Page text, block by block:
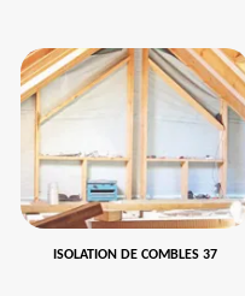
ISOLATION DE COMBLES 37